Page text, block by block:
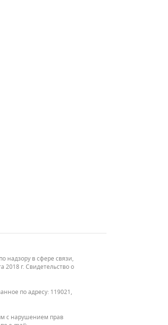
надзору в сфере связи,
г. Свидетельство о
по адресу: 119021,
с нарушением прав